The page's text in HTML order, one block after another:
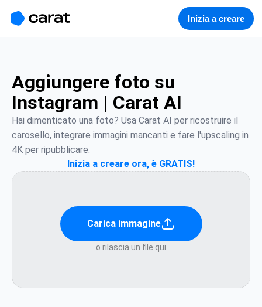
Inizia a creare
Aggiungere foto su
Instagram | Carat AI
Hai dimenticato una foto? Usa Carat AI per ricostruire il
carosello, integrare immagini mancanti e fare l'upscaling in
4K per ripubblicare.
Inizia a creare ora, è GRATIS!
Carica immagine
o rilascia un file qui